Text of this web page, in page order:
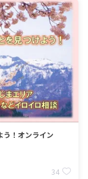
う！オンライン
34